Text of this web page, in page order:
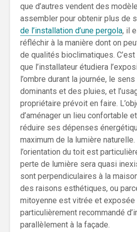
que d’autres vendent des
assembler pour obtenir plus de
de l’installation d’une pergola, il
réfléchir à la manière dont on
de qualités bioclimatiques.
que l’installateur étudiera
l’ombre durant la journée, le
dominants et des pluies, et
propriétaire prévoit en faire.
d’aménager un lieu confortable
réduire ses dépenses
maximum de la lumière
l’orientation du toit est
perte de lumière sera quasi
sont perpendiculaires à la
des raisons esthétiques, ou
mitoyenne est vitrée et
particulièrement recommandé
parallèlement à la façade.